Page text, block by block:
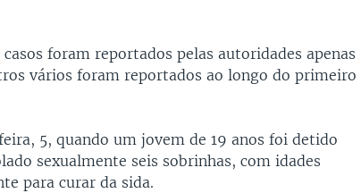
foram reportados pelas autoridades apenas
vários foram reportados ao longo do primeiro
5, quando um jovem de 19 anos foi detido
sexualmente seis sobrinhas, com idades
para curar da sida.